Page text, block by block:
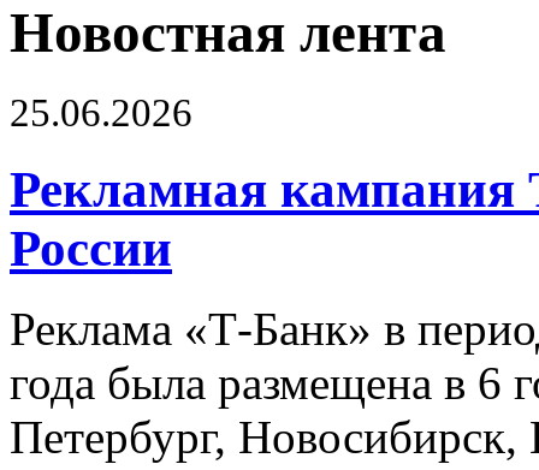
Новостная лента
25.06.2026
Рекламная кампания
России
Реклама «Т-Банк» в
года была размещена в 6
Петербург,